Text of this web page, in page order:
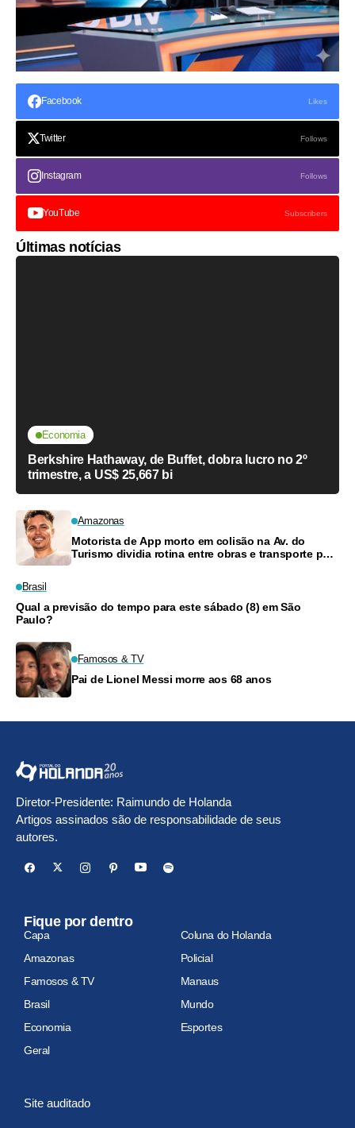
Facebook Likes
Twitter Follows
Instagram Follows
YouTube Subscribers
Últimas notícias
Economia
Berkshire Hathaway, de Buffet, dobra lucro no 2º
trimestre, a US$ 25,667 bi
Amazonas
Motorista de App morto em colisão na Av. do
Turismo dividia rotina entre obras e transporte para
Brasil
Qual a previsão do tempo para este sábado (8) em São
Paulo?
Famosos & TV
Pai de Lionel Messi morre aos 68 anos
Diretor-Presidente: Raimundo de Holanda
Artigos assinados são de responsabilidade de seus
autores.
Fique por dentro
Capa
Coluna do Holanda
Amazonas
Policial
Famosos & TV
Manaus
Brasil
Mundo
Economia
Esportes
Geral
Site auditado